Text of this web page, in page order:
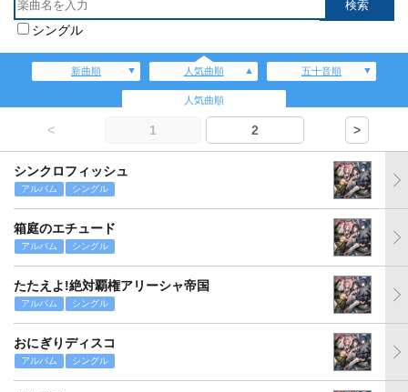
シングル
新曲順 人気曲順 五十音順
人気曲順
< 1 2 >
シンクロフィッシュ
アルバム シングル
箱庭のエチュード
アルバム シングル
たたえよ!絶対覇権アリーシャ帝国
アルバム シングル
おにぎりディスコ
アルバム シングル